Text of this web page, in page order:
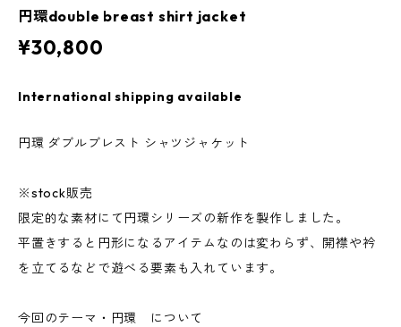
円環double breast shirt jacket
¥30,800
International shipping available
円環 ダブルブレスト シャツジャケット
※stock販売
限定的な素材にて円環シリーズの新作を製作しました。
平置きすると円形になるアイテムなのは変わらず、開襟や衿
を立てるなどで遊べる要素も入れています。
今回のテーマ・円環 について